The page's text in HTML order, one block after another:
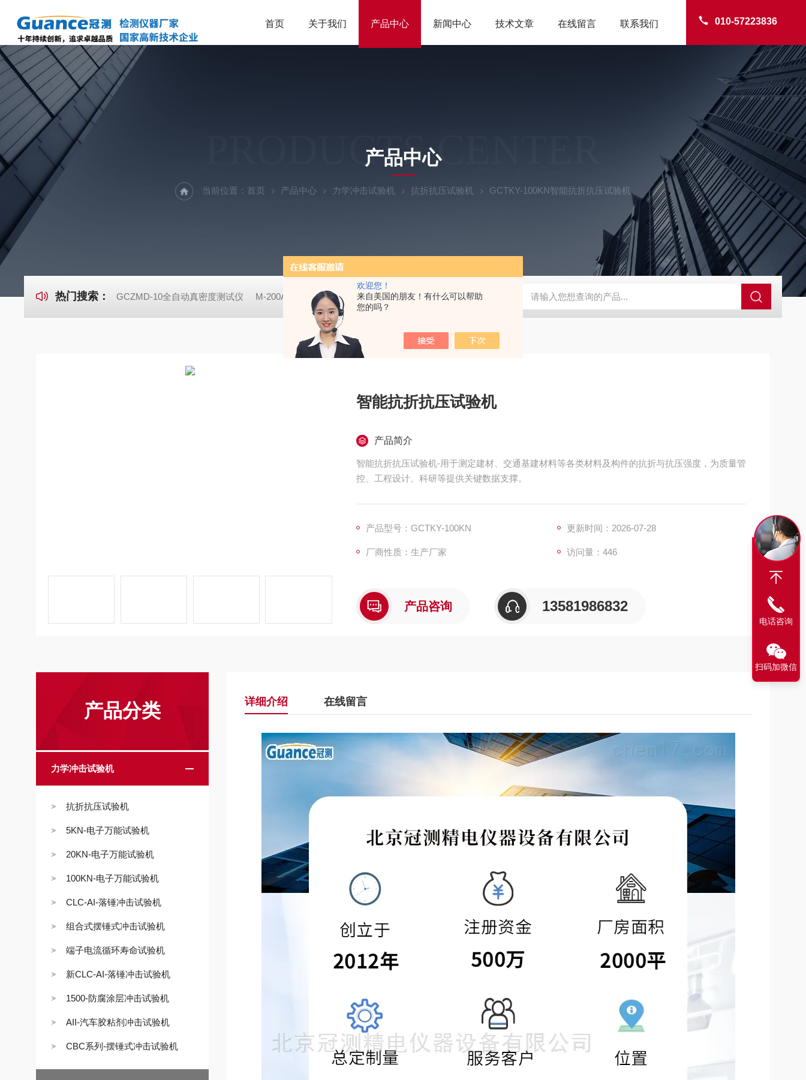
欢迎您！
来自美国的朋友！有什么可以帮助
您的吗？
010-57223836
首页 关于我们 产品中心 新闻中心 技术文章 在线留言 联系我们
PRODUCTS CENTER
产品中心
当前位置： 首页 产品中心 力学冲击试验机 抗折抗压试验机 GCTKY-100KN智能抗折抗压试验机
热门搜索： GCZMD-10全自动真密度测试仪 M-200A微动摩擦磨损实验机 GCDDJ-50Kv电压击穿试验仪-微机控制 GCDDJ-50Kv绝缘材料电压击穿强度试验机 GCDDJ-100Kv
智能抗折抗压试验机
产品简介
智能抗折抗压试验机-用于测定建材、交通基建材料等各类材料及构件的抗折与抗压强度，为质量管
控、工程设计、科研等提供关键数据支撑。
产品型号：GCTKY-100KN 更新时间：2026-07-28
厂商性质：生产厂家 访问量：446
产品咨询 13581986832
产品分类
力学冲击试验机
抗折抗压试验机
5KN-电子万能试验机
20KN-电子万能试验机
100KN-电子万能试验机
CLC-AI-落锤冲击试验机
组合式摆锤式冲击试验机
端子电流循环寿命试验机
新CLC-AI-落锤冲击试验机
1500-防腐涂层冲击试验机
AII-汽车胶粘剂冲击试验机
CBC系列-摆锤式冲击试验机
详细介绍 在线留言
电话咨询
扫码加微信